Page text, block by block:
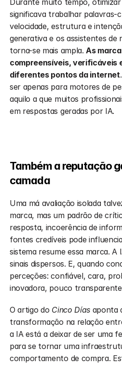
Durante muito tempo,
significava trabalhar palavras-
velocidade, estrutura e
generativa e os assistentes de
torna-se mais ampla. As
compreensíveis, verificáveis
diferentes pontos da internet
ser apenas para motores de
aquilo a que muitos
em respostas geradas por IA.
Também a reputação
camada
Uma má avaliação isolada
marca, mas um padrão de
resposta, incoerência de
fontes credíveis pode
sistema resume essa marca. A
sinais dispersos. E, quando
perceções: confiável, cara,
inovadora, pouco
O artigo do Cinco Días aponta
transformação na relação
a IA está a deixar de ser uma
para se tornar uma
comportamento de compra.